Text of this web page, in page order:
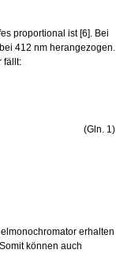
proportional ist [6]. Bei
412 nm herangezogen.
fällt:
(Gln. 1)
erhalten
können auch